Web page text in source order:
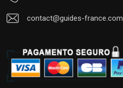
contact@guides-france.com